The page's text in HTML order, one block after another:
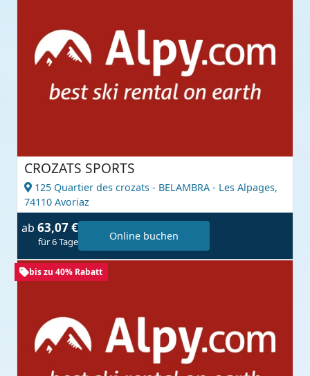
CROZATS SPORTS
125 Quartier des crozats - BELAMBRA - Les Alpages,
74110 Avoriaz
ab 63,07 €
für 6 Tage Online buchen
bis zu 40% Rabatt